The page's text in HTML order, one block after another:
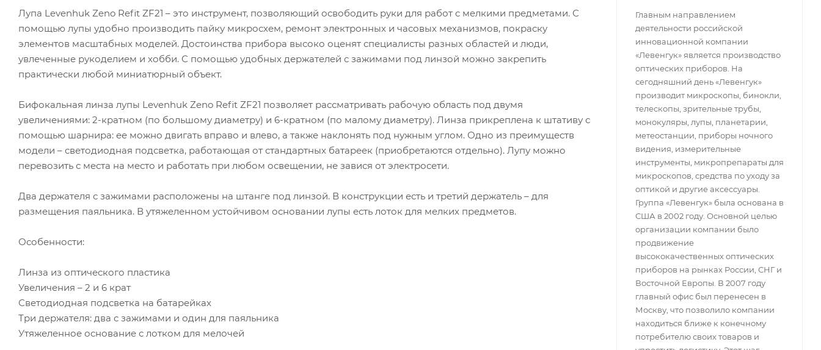
Лупа Levenhuk Zeno Refit ZF21 – это инструмент, позволяющий освободить руки для работ с мелкими предметами. С
помощью лупы удобно производить пайку микросхем, ремонт электронных и часовых механизмов, покраску
элементов масштабных моделей. Достоинства прибора высоко оценят специалисты разных областей и люди,
увлеченные рукоделием и хобби. С помощью удобных держателей с зажимами под линзой можно закрепить
практически любой миниатюрный объект.
Бифокальная линза лупы Levenhuk Zeno Refit ZF21 позволяет рассматривать рабочую область под двумя
увеличениями: 2-кратном (по большому диаметру) и 6-кратном (по малому диаметру). Линза прикреплена к штативу с
помощью шарнира: ее можно двигать вправо и влево, а также наклонять под нужным углом. Одно из преимуществ
модели – светодиодная подсветка, работающая от стандартных батареек (приобретаются отдельно). Лупу можно
перевозить с места на место и работать при любом освещении, не завися от электросети.
Два держателя с зажимами расположены на штанге под линзой. В конструкции есть и третий держатель – для
размещения паяльника. В утяжеленном устойчивом основании лупы есть лоток для мелких предметов.
Особенности:
Линза из оптического пластика
Увеличения – 2 и 6 крат
Светодиодная подсветка на батарейках
Три держателя: два с зажимами и один для паяльника
Утяжеленное основание с лотком для мелочей
Главным направлением
деятельности российской
инновационной компании
«Левенгук» является производство
оптических приборов. На
сегодняшний день «Левенгук»
производит микроскопы, бинокли,
телескопы, зрительные трубы,
монокуляры, лупы, планетарии,
метеостанции, приборы ночного
видения, измерительные
инструменты, микропрепараты для
микроскопов, средства по уходу за
оптикой и другие аксессуары.
Группа «Левенгук» была основана в
США в 2002 году. Основной целью
организации компании было
продвижение
высококачественных оптических
приборов на рынках России, СНГ и
Восточной Европы. В 2007 году
главный офис был перенесен в
Москву, что позволило компании
находиться ближе к конечному
потребителю своих товаров и